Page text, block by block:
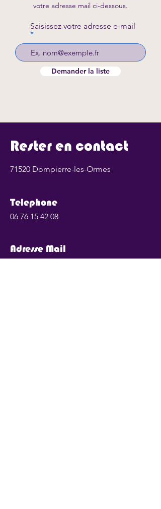
votre adresse mail ci-dessous.
Saisissez votre adresse e-mail
Demander la liste
Rester en contact
71520 Dompierre-les-Ormes
Telephone
06 76 15 42 08
Adresse Mail